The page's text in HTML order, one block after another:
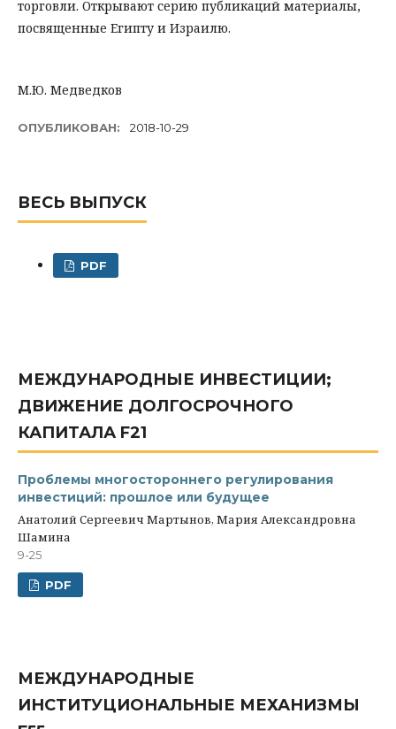
торговли. Открывают серию публикаций материалы,
посвященные Египту и Израилю.
М.Ю. Медведков
ОПУБЛИКОВАН: 2018-10-29
ВЕСЬ ВЫПУСК
PDF
МЕЖДУНАРОДНЫЕ ИНВЕСТИЦИИ;
ДВИЖЕНИЕ ДОЛГОСРОЧНОГО
КАПИТАЛА F21
Проблемы многостороннего регулирования
инвестиций: прошлое или будущее
Анатолий Сергеевич Мартынов, Мария Александровна
Шамина
9-25
PDF
МЕЖДУНАРОДНЫЕ
ИНСТИТУЦИОНАЛЬНЫЕ МЕХАНИЗМЫ